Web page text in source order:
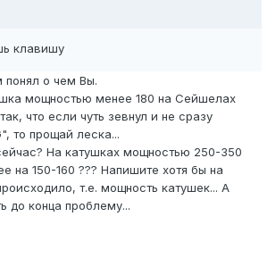
клавишу
понял о чем Вы.
мощностью менее 180 на Сейшелах
что если чуть зевнул и не сразу
то прощай леска...
На катушках мощностью 250-350
на 150-160 ??? Напишите хотя бы на
т.е. мощность катушек... А
до конца проблему...